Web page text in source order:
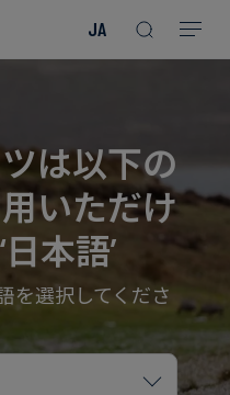
JA
役
員
紹
介
所
ァ
ッ
シ
ョ
ン
エ
ク
ト
を
見
る
レ
ポ
ー
ト
後
Read more
Read more
Read more
Read more
Read more
は以下の
いただけ
本語’
を選択してくださ